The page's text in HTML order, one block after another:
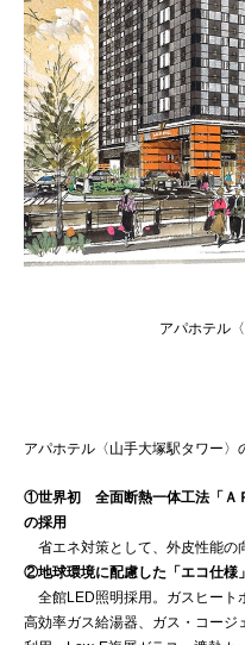
アパホテル
アパホテル〈山手大塚駅タワー〉
①世界初 全面断熱一体工法「
の採用
省エネ対策として、外皮性能の
②地球環境に配慮した「エコ仕様」
全館LED照明採用。ガスヒート
高効率ガス給湯器、ガス・コー